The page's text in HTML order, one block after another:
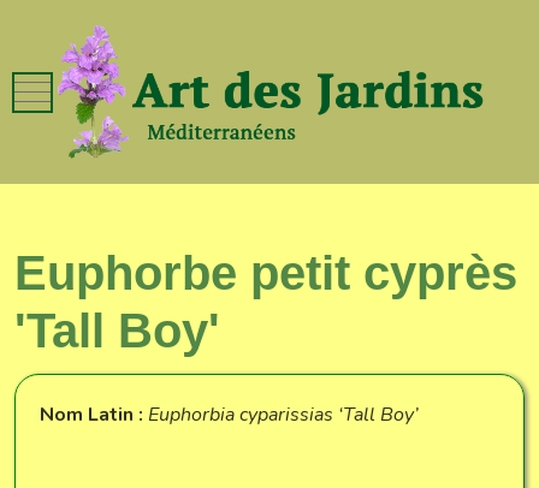
Mobile Menu Toggle
Euphorbe petit cyprès
'Tall Boy'
Nom Latin : Euphorbia cyparissias ‘Tall Boy’